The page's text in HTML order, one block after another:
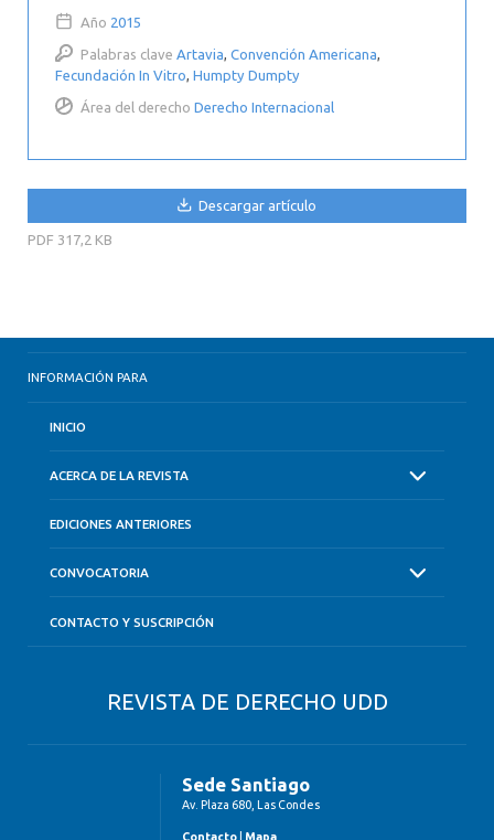
Año 2015
Palabras clave Artavia Convención Americana
Fecundación In Vitro ,Humpty Dumpty
Área del derecho Derecho Internacional
Descargar artículo
PDF 317,2 KB
INFORMACIÓN PARA
INICIO
ACERCA DE LA REVISTA
EDICIONES ANTERIORES
CONVOCATORIA
CONTACTO Y SUSCRIPCIÓN
REVISTA DE DERECHO UDD
Sede Santiago
Av. Plaza 680, Las Condes
Contacto Mapa